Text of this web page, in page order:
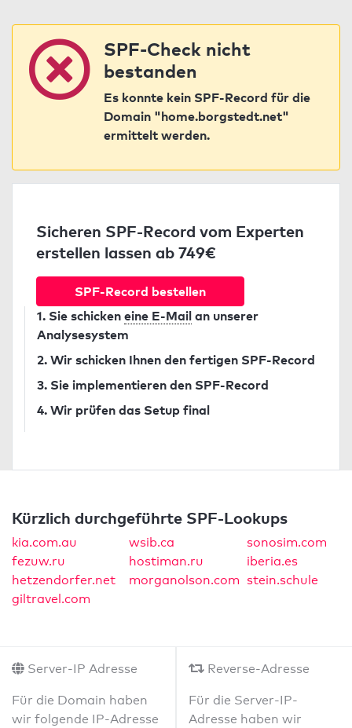
SPF-Check nicht
bestanden
Es konnte kein SPF-Record für die
Domain "home.borgstedt.net"
ermittelt werden.
Sicheren SPF-Record vom Experten
erstellen lassen ab 749€
SPF-Record bestellen
1. Sie schicken eine E-Mail an unserer
Analysesystem
2. Wir schicken Ihnen den fertigen SPF-Record
3. Sie implementieren den SPF-Record
4. Wir prüfen das Setup final
Kürzlich durchgeführte SPF-Lookups
kia.com.au wsib.ca
sonosim.com
fezuw.ru
hostiman.ru
iberia.es
hetzendorfer.net
morganolson.com stein.schule
giltravel.com
Server-IP Adresse
Für die Domain haben
wir folgende IP-Adresse
Reverse-Adresse
Für die Server-IP-
Adresse haben wir